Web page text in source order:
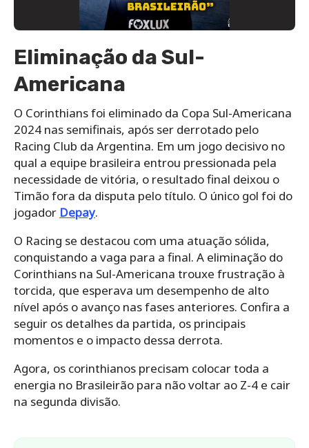
Eliminação da Sul-
Americana
O Corinthians foi eliminado da Copa Sul-Americana
2024 nas semifinais, após ser derrotado pelo
Racing Club da Argentina. Em um jogo decisivo no
qual a equipe brasileira entrou pressionada pela
necessidade de vitória, o resultado final deixou o
Timão fora da disputa pelo título. O único gol foi do
jogador Depay.
O Racing se destacou com uma atuação sólida,
conquistando a vaga para a final. A eliminação do
Corinthians na Sul-Americana trouxe frustração à
torcida, que esperava um desempenho de alto
nível após o avanço nas fases anteriores. Confira a
seguir os detalhes da partida, os principais
momentos e o impacto dessa derrota.
Agora, os corinthianos precisam colocar toda a
energia no Brasileirão para não voltar ao Z-4 e cair
na segunda divisão.